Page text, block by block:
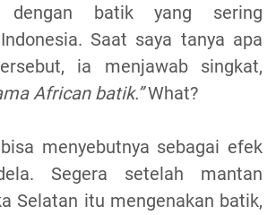
batik yang sering
Saat saya tanya apa
ia menjawab singkat,
African batik.”What?
menyebutnya sebagai efek
Segera setelah mantan
Selatan itu mengenakan batik,